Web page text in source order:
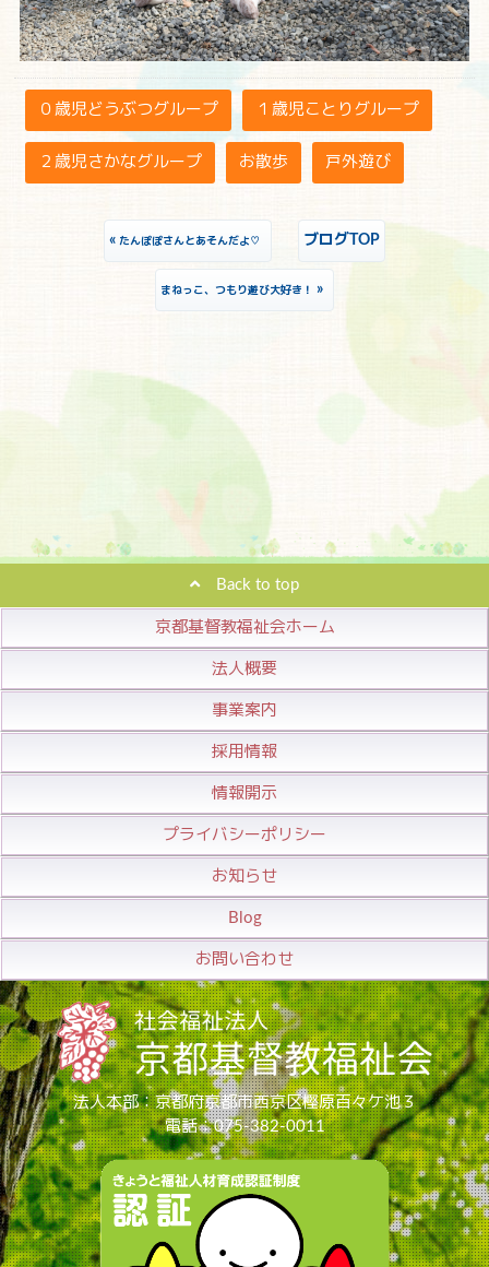
０歳児どうぶつグループ １歳児ことりグループ
２歳児さかなグループ お散歩 戸外遊び
« たんぽぽさんとあそんだよ♡ ブログTOP
まねっこ、つもり遊び大好き！ »
Back to top
京都基督教福祉会ホーム
法人概要
事業案内
採用情報
情報開示
プライバシーポリシー
お知らせ
Blog
お問い合わせ
法人本部：京都府京都市西京区樫原百々ケ池３
電話：075-382-0011